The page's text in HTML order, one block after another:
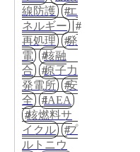
線防護
エ
ネルギー
再処理
発
電
核融
合
原子力
発電所
安
全
IAEA
核燃料サ
イクル
プ
ルトニウ